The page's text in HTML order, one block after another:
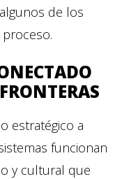
de los
estratégico a
funcionan
y cultural que